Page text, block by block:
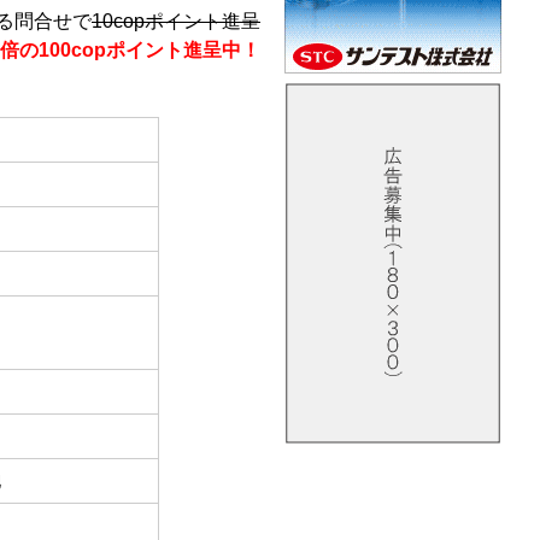
問合せで10copポイント進呈
の100copポイント進呈中！